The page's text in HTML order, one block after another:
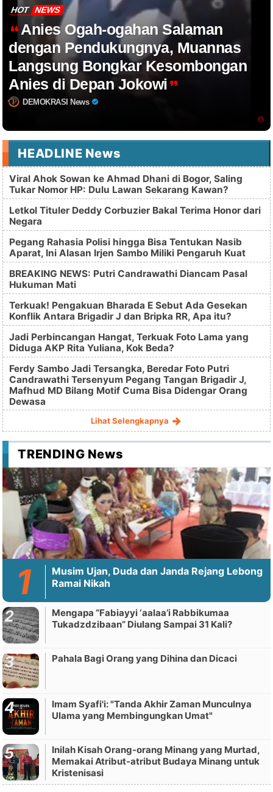
HOT NEWS
Anies Ogah-ogahan Salaman
dengan Pendukungnya, Muannas
Langsung Bongkar Kesombongan
Anies di Depan Jokowi
DEMOKRASI News
HEADLINE News
Viral Ahok Sowan ke Ahmad Dhani di Bogor, Saling
Tukar Nomor HP: Dulu Lawan Sekarang Kawan?
Letkol Tituler Deddy Corbuzier Bakal Terima Honor dari
Negara
Pegang Rahasia Polisi hingga Bisa Tentukan Nasib
Aparat, Ini Alasan Irjen Sambo Miliki Pengaruh Kuat
BREAKING NEWS: Putri Candrawathi Diancam Pasal
Hukuman Mati
Terkuak! Pengakuan Bharada E Sebut Ada Gesekan
Konflik Antara Brigadir J dan Bripka RR, Apa itu?
Jadi Perbincangan Hangat, Terkuak Foto Lama yang
Diduga AKP Rita Yuliana, Kok Beda?
Ferdy Sambo Jadi Tersangka, Beredar Foto Putri
Candrawathi Tersenyum Pegang Tangan Brigadir J,
Mafhud MD Bilang Motif Cuma Bisa Didengar Orang
Dewasa
Lihat Selengkapnya
TRENDING News
Musim Ujan, Duda dan Janda Rejang Lebong
Ramai Nikah
Mengapa “Fabiayyi ‘aalaa’i Rabbikumaa
Tukadzdzibaan” Diulang Sampai 31 Kali?
Pahala Bagi Orang yang Dihina dan Dicaci
Imam Syafi'i: "Tanda Akhir Zaman Munculnya
Ulama yang Membingungkan Umat"
Inilah Kisah Orang-orang Minang yang Murtad,
Memakai Atribut-atribut Budaya Minang untuk
Kristenisasi